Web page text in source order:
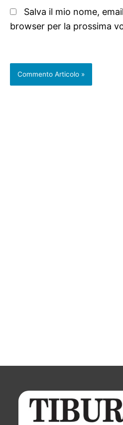
Salva il mio nome,
browser per la prossima